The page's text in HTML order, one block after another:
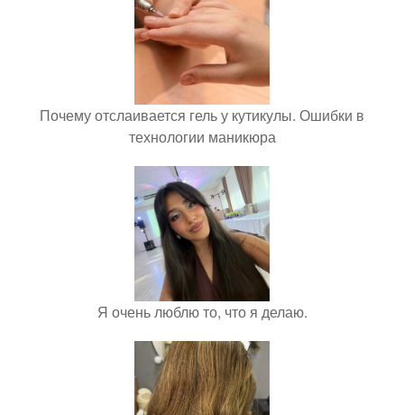
Почему отслаивается гель у кутикулы. Ошибки в
технологии маникюра
Я очень люблю то, что я делаю.